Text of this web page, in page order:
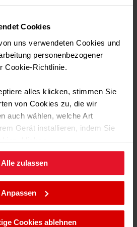
Cookies
uns verwendeten Cookies und
personenbezogener
Cookie-Richtlinie.
alles klicken, stimmen Sie
von Cookies zu, die wir
auch wählen, welche Art
Gerät installieren, indem Sie
klicken.
Einstellungen jederzeit ändern,
.aufrufen.
Alle zulassen
Anpassen
Cookies ablehnen
Einhand-
Funkenzündung
mehr von Streichhölzern oder
Dank des elektrischen
So können Sie alles mit
und drehen Sie den Knopf
Kochen Sie bequem in
13.8
Daten